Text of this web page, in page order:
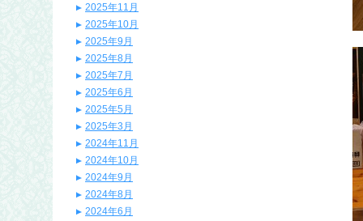
2025年11月
2025年10月
2025年9月
2025年8月
2025年7月
2025年6月
2025年5月
2025年3月
2024年11月
2024年10月
2024年9月
2024年8月
2024年6月